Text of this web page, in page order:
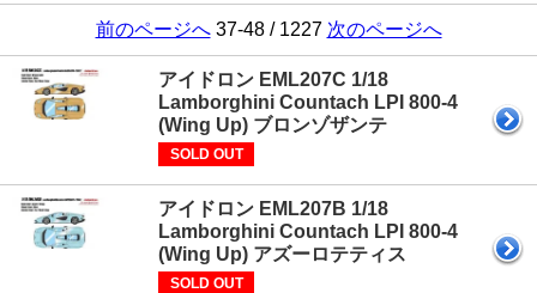
前のページへ37-48 / 1227 次のページへ
アイドロン EML207C 1/18
Lamborghini Countach LPI 800-4
(Wing Up) ブロンゾザンテ
SOLD OUT
アイドロン EML207B 1/18
Lamborghini Countach LPI 800-4
(Wing Up) アズーロテティス
SOLD OUT